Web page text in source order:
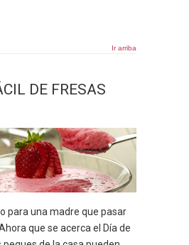
Ir arriba
DE FRESAS
para una madre que pasar
que se acerca el Día de